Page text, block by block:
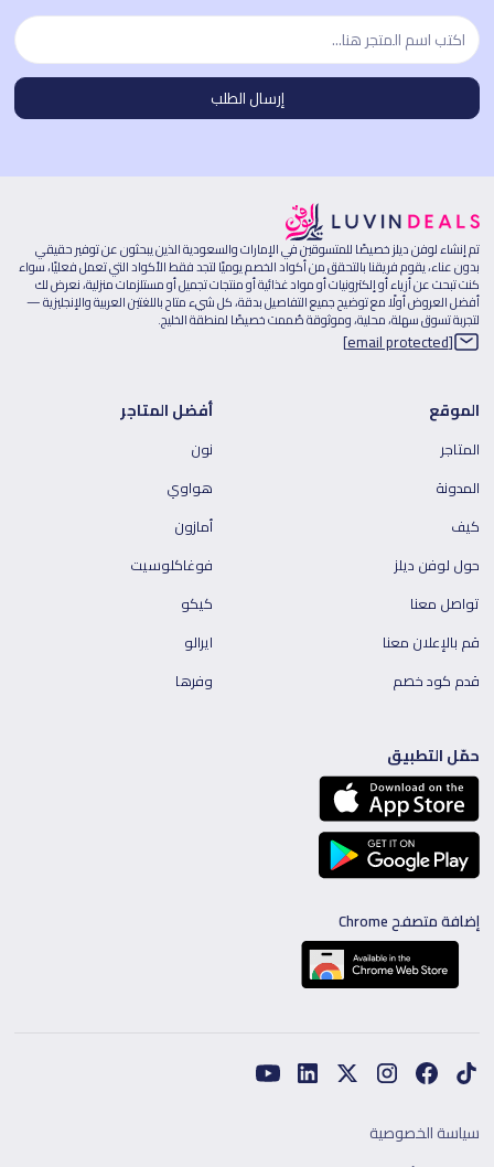
تم إنشاء لوفن ديلز خصيصًا للمتسوقين في الإمارات والسعودية الذين يبحثون عن توفير حقيقي
بدون عناء، يقوم فريقنا بالتحقق من أكواد الخصم يوميًا لتجد فقط الأكواد التي تعمل فعليًا، سواء
كنت تبحث عن أزياء أو إلكترونيات أو مواد غذائية أو منتجات تجميل أو مستلزمات منزلية، نعرض لك
أفضل العروض أولًا مع توضيح جميع التفاصيل بدقة، كل شيء متاح باللغتين العربية والإنجليزية —
لتجربة تسوق سهلة، محلية، وموثوقة صُممت خصيصًا لمنطقة الخليج.
[email protected]
الموقع
المتاجر
المدونة
كيف
حول لوفن ديلز
تواصل معنا
قم بالإعلان معنا
قدم كود خصم
أفضل المتاجر
نون
هواوي
أمازون
فوغاكلوسيت
كيكو
ايرالو
وفرها
حمّل التطبيق
إضافة متصفح Chrome
سياسة الخصوصية